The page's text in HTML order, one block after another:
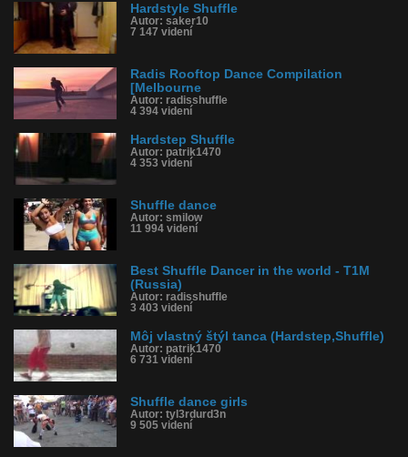
Hardstyle Shuffle
Autor: saker10
7 147 videní
Radis Rooftop Dance Compilation
[Melbourne
Autor: radisshuffle
4 394 videní
Hardstep Shuffle
Autor: patrik1470
4 353 videní
Shuffle dance
Autor: smilow
11 994 videní
Best Shuffle Dancer in the world - T1M
(Russia)
Autor: radisshuffle
3 403 videní
Môj vlastný štýl tanca (Hardstep,Shuffle)
Autor: patrik1470
6 731 videní
Shuffle dance girls
Autor: tyl3rdurd3n
9 505 videní